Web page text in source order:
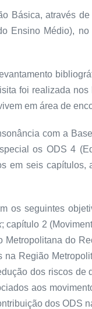
Básica, através
Ensino Médio),
foi realizada
em área de
com a
os ODS 4
em seis
os seguintes
; capítulo 2
do
Região
dos riscos
aos
dos ODS